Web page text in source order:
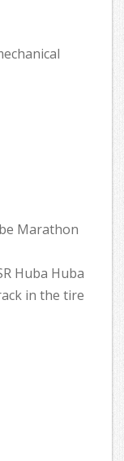
Marathon
Huba Huba
in the tire